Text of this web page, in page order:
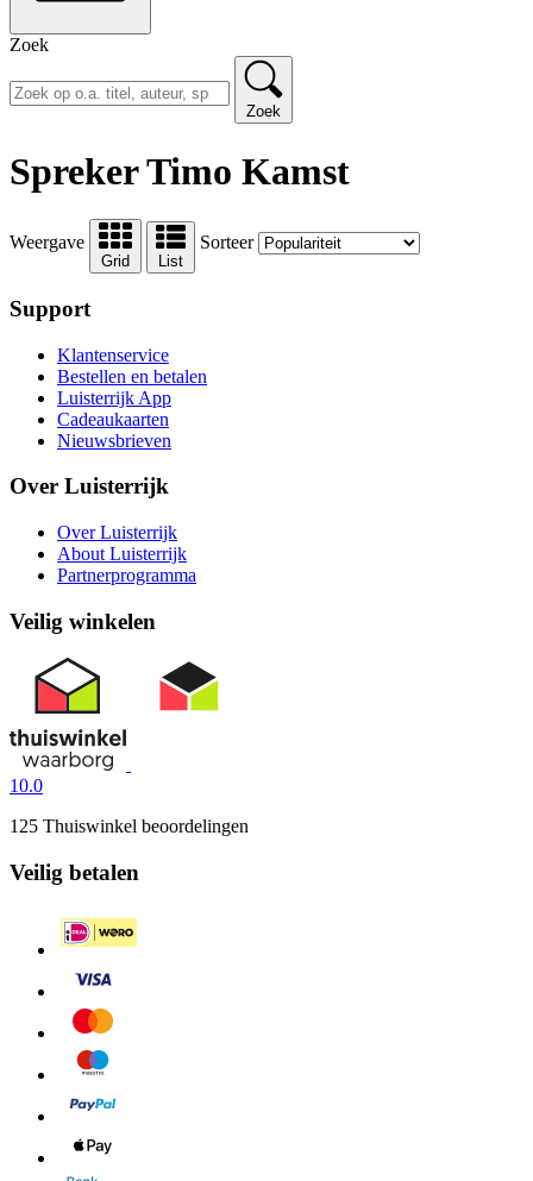
Zoek
Zoek
Spreker Timo Kamst
Weergave
Grid List
Sorteer
Support
Klantenservice
Bestellen en betalen
Luisterrijk App
Cadeaukaarten
Nieuwsbrieven
Over Luisterrijk
Over Luisterrijk
About Luisterrijk
Partnerprogramma
Veilig winkelen
10.0
125 Thuiswinkel beoordelingen
Veilig betalen